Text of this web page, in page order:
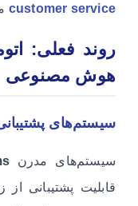
customer service
روند فعلی:
هوش مصنوعی
سیستم‌های
سیستم‌های مدرن
قابلیت پشتیبانی